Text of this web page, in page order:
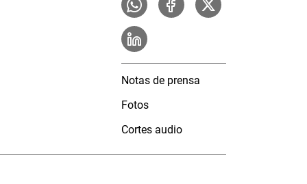
Notas de prensa
Fotos
Cortes audio